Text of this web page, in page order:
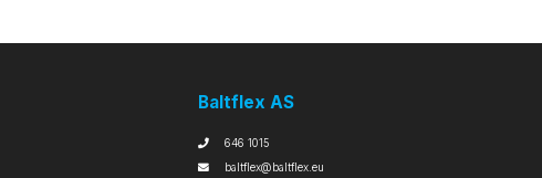
Baltflex AS
646 1015
baltflex@baltflex.eu